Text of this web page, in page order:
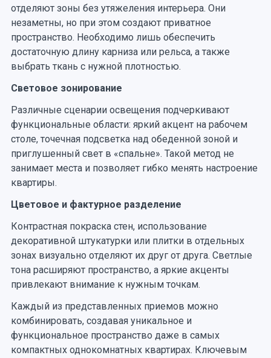
отделяют зоны без утяжеления интерьера. Они
незаметны, но при этом создают приватное
пространство. Необходимо лишь обеспечить
достаточную длину карниза или рельса, а также
выбрать ткань с нужной плотностью.
Световое зонирование
Различные сценарии освещения подчеркивают
функциональные области: яркий акцент на рабочем
столе, точечная подсветка над обеденной зоной и
приглушенный свет в «спальне». Такой метод не
занимает места и позволяет гибко менять настроение
квартиры.
Цветовое и фактурное разделение
Контрастная покраска стен, использование
декоративной штукатурки или плитки в отдельных
зонах визуально отделяют их друг от друга. Светлые
тона расширяют пространство, а яркие акценты
привлекают внимание к нужным точкам.
Каждый из представленных приемов можно
комбинировать, создавая уникальное и
функциональное пространство даже в самых
компактных однокомнатных квартирах. Ключевым